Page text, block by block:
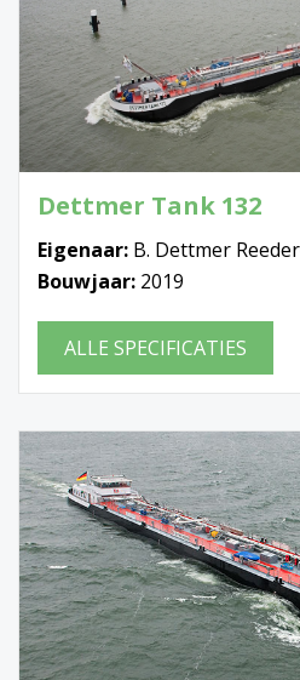
Dettmer Tank 132
Eigenaar: B. Dettmer
Bouwjaar: 2019
ALLE SPECIFICATIES